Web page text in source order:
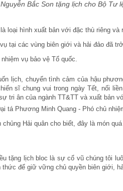
Bắc Son tặng lịch cho Bộ Tư
loại hình xuất bản với đặc thù riêng
tại các vùng biên giới và hải đảo đã
vụ bảo vệ Tổ quốc.
lịch, chuyển tình cảm của hậu
sĩ chung vui trong ngày Tết, nối
tri ân của ngành TT&TT và xuất bản
tá Phương Minh Quang - Phó chủ
chủng Hải quân cho biết, đây là món
tặng lịch bloc là sự cổ vũ chúng tôi
để giữ vững chủ quyền biên giới,